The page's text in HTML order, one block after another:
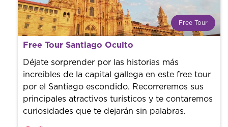
Free Tour
¿Qué es un FREE TOUR?
Tendencia mundial en rutas turísticas. Reserva sin coste
con un guía profesional. ¡El precio es libre! Por lo que al
finalizar la experiencia tú le pones el precio.
Free Tour Santiago Oculto
Déjate sorprender por las historias más
increíbles de la capital gallega en este free tour
por el Santiago escondido. Recorreremos sus
principales atractivos turísticos y te contaremos
curiosidades que te dejarán sin palabras.